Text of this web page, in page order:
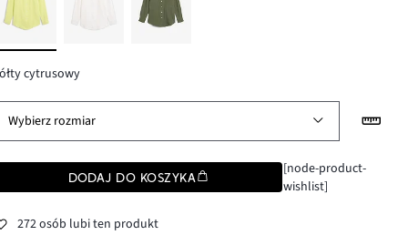
cytrusowy
Wybierz rozmiar
DODAJ DO KOSZYKA
[node-product-
wishlist]
272 osób lubi ten produkt